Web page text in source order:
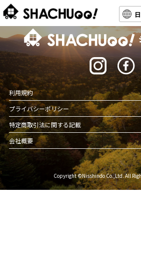
北海道キャンピングカー
利用規約
プライバシーポリシー
特定商取引法に関する記載
会社概要
Copyright ©Nisshindo Co.,Ltd. All